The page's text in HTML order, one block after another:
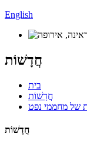
English
חֲדָשׁוֹת
בית
חֲדָשׁוֹת
של מחממי נפט
חֲדָשׁוֹת